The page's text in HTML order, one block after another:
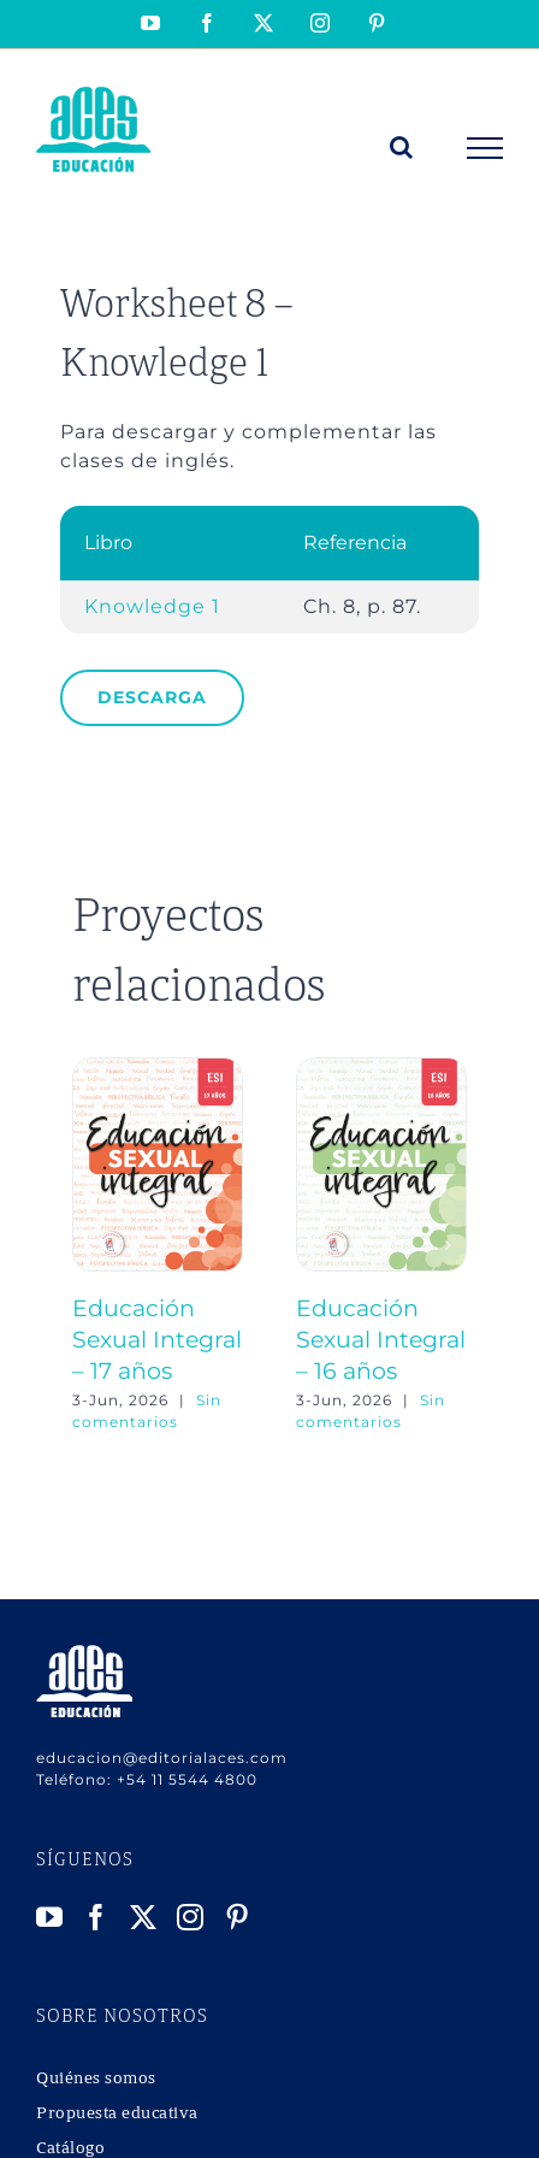
YouTubeFacebook Instagram
Worksheet 8 –
Knowledge 1
Para descargar y complementar las
clases de inglés.
Libro Referencia
Knowledge 1 Ch. 8, p. 87.
DESCARGA
Proyectos
relacionados
Educación
Sexual Integral
– 17 años
3-Jun, 2026 |
Sin
comentarios
Educación
Sexual Integral
– 16 años
3-Jun, 2026 |
Sin
comentarios
educacion@editorialaces.com
Teléfono: +54 11 5544 4800
SÍGUENOS
SOBRE NOSOTROS
Quiénes somos
Propuesta educativa
Catálogo